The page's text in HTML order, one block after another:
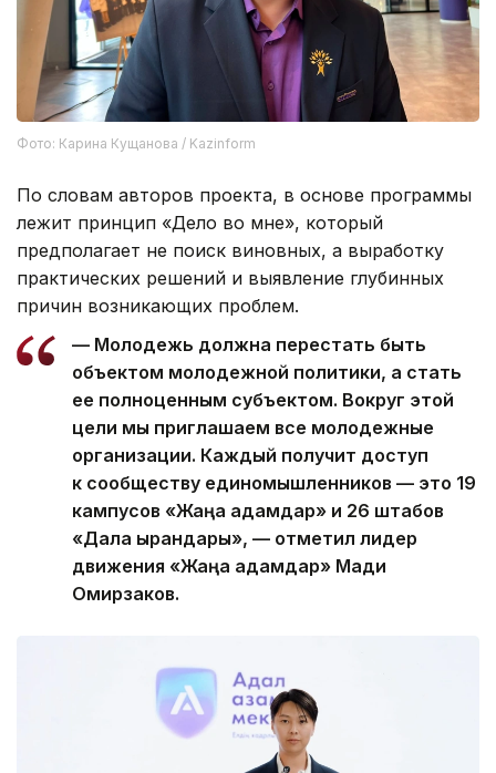
Фото: Карина Кущанова / Kazinform
По словам авторов проекта, в основе программы
лежит принцип «Дело во мне», который
предполагает не поиск виновных, а выработку
практических решений и выявление глубинных
причин возникающих проблем.
— Молодежь должна перестать быть
объектом молодежной политики, а стать
ее полноценным субъектом. Вокруг этой
цели мы приглашаем все молодежные
организации. Каждый получит доступ
к сообществу единомышленников — это 19
кампусов «Жаңа адамдар» и 26 штабов
«Дала қырандары», — отметил лидер
движения «Жаңа адамдар» Мади
Омирзаков.